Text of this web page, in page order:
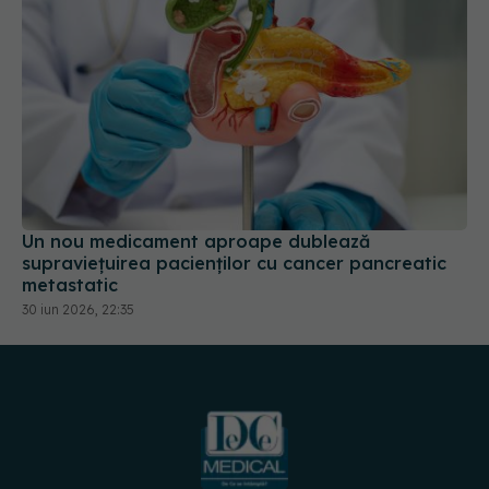
Un nou medicament aproape dublează
supraviețuirea pacienților cu cancer pancreatic
metastatic
30 iun 2026, 22:35
URMĂREȘTE-NE PE: